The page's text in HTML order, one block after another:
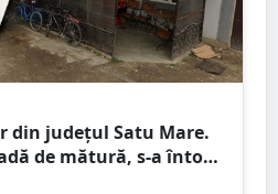
din județul Satu Mare.
de mătură, s-a întors
cap